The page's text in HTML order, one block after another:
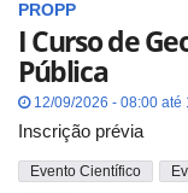
PROPP
I Curso de
Pública
12/09/2026 - 08:00 até
Inscrição prévia
Evento Científico